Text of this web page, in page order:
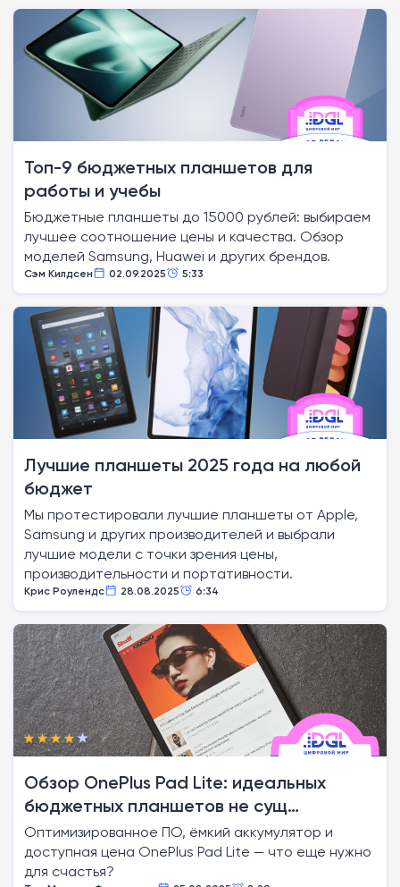
Топ-9 бюджетных планшетов для
работы и учебы
Бюджетные планшеты до 15000 рублей: выбираем
лучшее соотношение цены и качества. Обзор
моделей Samsung, Huawei и других брендов.
Сэм Килдсен 02.09.2025 5:33
Лучшие планшеты 2025 года на любой
бюджет
Мы протестировали лучшие планшеты от Apple,
Samsung и других производителей и выбрали
лучшие модели с точки зрения цены,
производительности и портативности.
Крис Роулендс 28.08.2025 6:34
Обзор OnePlus Pad Lite: идеальных
бюджетных планшетов не сущ…
Оптимизированное ПО, ёмкий аккумулятор и
доступная цена OnePlus Pad Lite — что еще нужно
для счастья?